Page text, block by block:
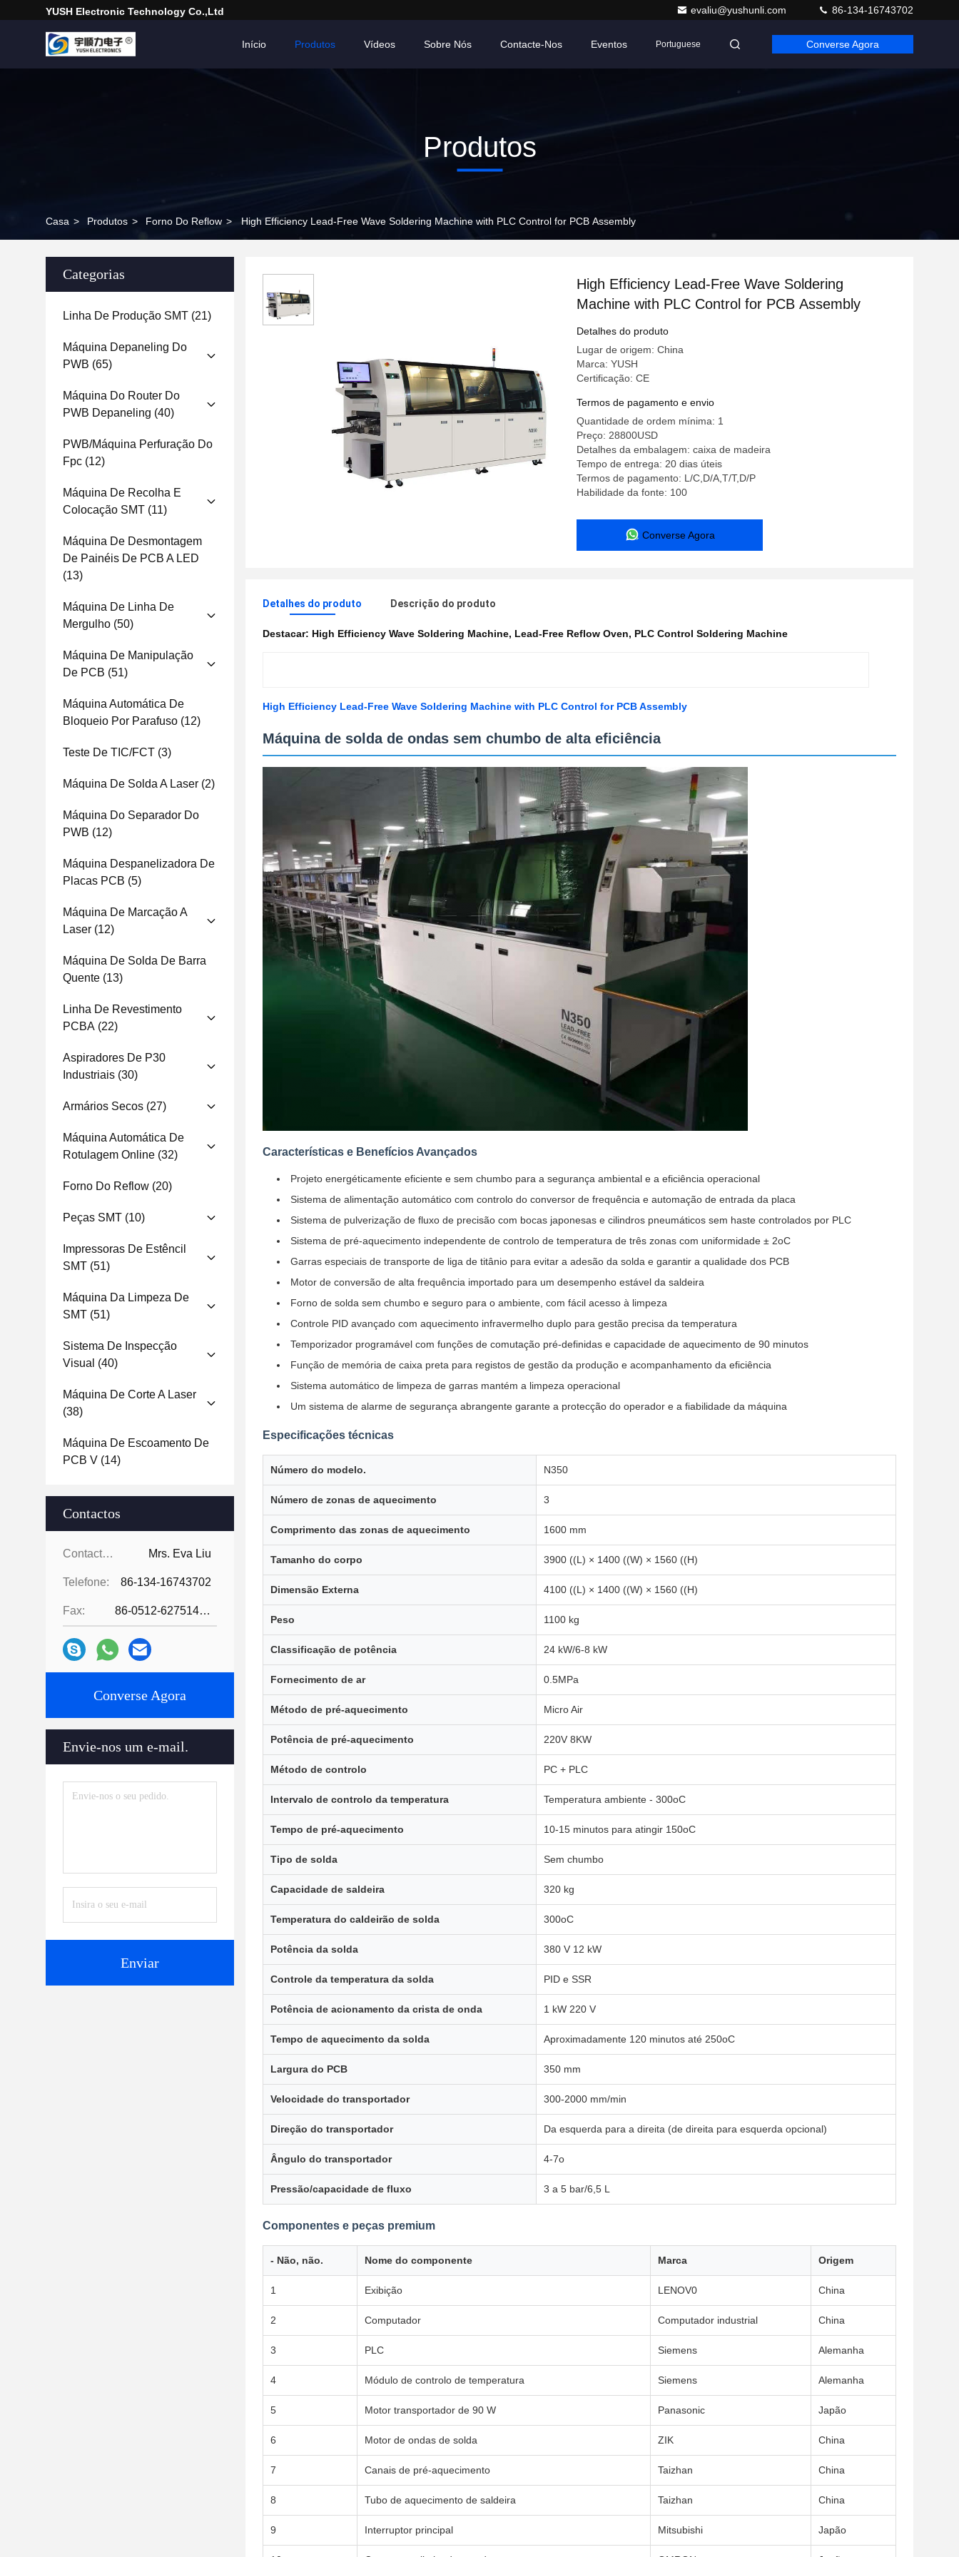
YUSH Electronic Technology Co.,Ltd evaliu@yushunli.com 86-134-16743702
Início Produtos Vídeos Sobre Nós Contacte-Nos Eventos Portuguese Converse Agora
Produtos
Casa > Produtos > Forno Do Reflow > High Efficiency Lead-Free Wave Soldering Machine with PLC Control for PCB Assembly
Categorias
Linha De Produção SMT (21)
Máquina Depaneling Do
PWB (65)
Máquina Do Router Do
PWB Depaneling (40)
PWB/máquina Perfuração Do
Fpc (12)
Máquina De Recolha E
Colocação SMT (11)
Máquina De Desmontagem
De Painéis De PCB A LED
(13)
Máquina De Linha De
Mergulho (50)
Máquina De Manipulação
De PCB (51)
Máquina Automática De
Bloqueio Por Parafuso (12)
Teste De TIC/FCT (3)
Máquina De Solda A Laser (2)
Máquina Do Separador Do
PWB (12)
Máquina Despanelizadora De
Placas PCB (5)
Máquina De Marcação A
Laser (12)
Máquina De Solda De Barra
Quente (13)
Linha De Revestimento
PCBA (22)
Aspiradores De P30
Industriais (30)
Armários Secos (27)
Máquina Automática De
Rotulagem Online (32)
Forno Do Reflow (20)
Peças SMT (10)
Impressoras De Estêncil
SMT (51)
Máquina Da Limpeza De
SMT (51)
Sistema De Inspecção
Visual (40)
Máquina De Corte A Laser
(38)
Máquina De Escoamento De
PCB V (14)
Contactos
Contactos: Mrs. Eva Liu
Telefone: 86-134-16743702
Fax: 86-0512-62751429
Converse Agora
Envie-nos um e-mail.
Enviar
High Efficiency Lead-Free Wave Soldering
Machine with PLC Control for PCB Assembly
Detalhes do produto
Lugar de origem: China
Marca: YUSH
Certificação: CE
Termos de pagamento e envio
Quantidade de ordem mínima: 1
Preço: 28800USD
Detalhes da embalagem: caixa de madeira
Tempo de entrega: 20 dias úteis
Termos de pagamento: L/C,D/A,T/T,D/P
Habilidade da fonte: 100
Converse Agora
Detalhes do produto Descrição do produto
Destacar: High Efficiency Wave Soldering Machine, Lead-Free Reflow Oven, PLC Control Soldering Machine
High Efficiency Lead-Free Wave Soldering Machine with PLC Control for PCB Assembly
Máquina de solda de ondas sem chumbo de alta eficiência
Características e Benefícios Avançados
Projeto energéticamente eficiente e sem chumbo para a segurança ambiental e a eficiência operacional
Sistema de alimentação automático com controlo do conversor de frequência e automação de entrada da placa
Sistema de pulverização de fluxo de precisão com bocas japonesas e cilindros pneumáticos sem haste controlados por PLC
Sistema de pré-aquecimento independente de controlo de temperatura de três zonas com uniformidade ± 2oC
Garras especiais de transporte de liga de titânio para evitar a adesão da solda e garantir a qualidade dos PCB
Motor de conversão de alta frequência importado para um desempenho estável da saldeira
Forno de solda sem chumbo e seguro para o ambiente, com fácil acesso à limpeza
Controle PID avançado com aquecimento infravermelho duplo para gestão precisa da temperatura
Temporizador programável com funções de comutação pré-definidas e capacidade de aquecimento de 90 minutos
Função de memória de caixa preta para registos de gestão da produção e acompanhamento da eficiência
Sistema automático de limpeza de garras mantém a limpeza operacional
Um sistema de alarme de segurança abrangente garante a protecção do operador e a fiabilidade da máquina
Especificações técnicas
Número do modelo. N350
Número de zonas de aquecimento 3
Comprimento das zonas de aquecimento 1600 mm
Tamanho do corpo 3900 ((L) × 1400 ((W) × 1560 ((H)
Dimensão Externa 4100 ((L) × 1400 ((W) × 1560 ((H)
Peso 1100 kg
Classificação de potência 24 kW/6-8 kW
Fornecimento de ar 0.5MPa
Método de pré-aquecimento Micro Air
Potência de pré-aquecimento 220V 8KW
Método de controlo PC + PLC
Intervalo de controlo da temperatura Temperatura ambiente - 300oC
Tempo de pré-aquecimento 10-15 minutos para atingir 150oC
Tipo de solda Sem chumbo
Capacidade de saldeira 320 kg
Temperatura do caldeirão de solda 300oC
Potência da solda 380 V 12 kW
Controle da temperatura da solda PID e SSR
Potência de acionamento da crista de onda 1 kW 220 V
Tempo de aquecimento da solda Aproximadamente 120 minutos até 250oC
Largura do PCB 350 mm
Velocidade do transportador 300-2000 mm/min
Direção do transportador Da esquerda para a direita (de direita para esquerda opcional)
Ângulo do transportador 4-7o
Pressão/capacidade de fluxo 3 a 5 bar/6,5 L
Componentes e peças premium
- Não, não. Nome do componente Marca Origem
1 Exibição LENOV0 China
2 Computador Computador industrial China
3 PLC Siemens Alemanha
4 Módulo de controlo de temperatura Siemens Alemanha
5 Motor transportador de 90 W Panasonic Japão
6 Motor de ondas de solda ZIK China
7 Canais de pré-aquecimento Taizhan China
8 Tubo de aquecimento de saldeira Taizhan China
9 Interruptor principal Mitsubishi Japão